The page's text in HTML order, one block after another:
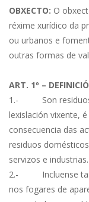
OBXECTO: O
réxime xurídico da
ou urbanos e
outras formas de
ART. 1º –
1.- Son residuos
lexislación vixente,
consecuencia das
residuos
servizos e industrias.
2.- Incluense
nos fogares de